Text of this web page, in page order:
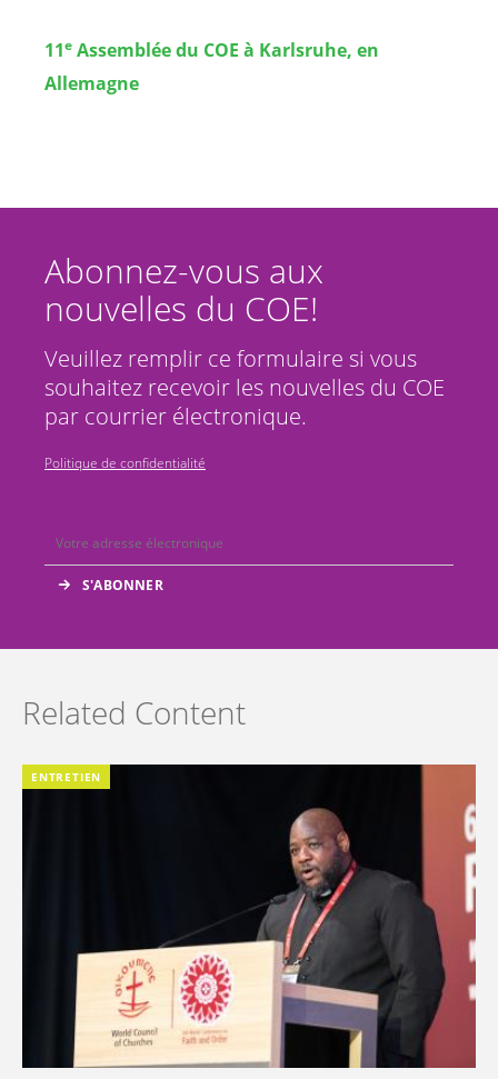
11e Assemblée du COE à Karlsruhe, en
Allemagne
Abonnez-vous aux
nouvelles du COE!
Veuillez remplir ce formulaire si vous
souhaitez recevoir les nouvelles du COE
par courrier électronique.
Politique de confidentialité
Related Content
ENTRETIEN